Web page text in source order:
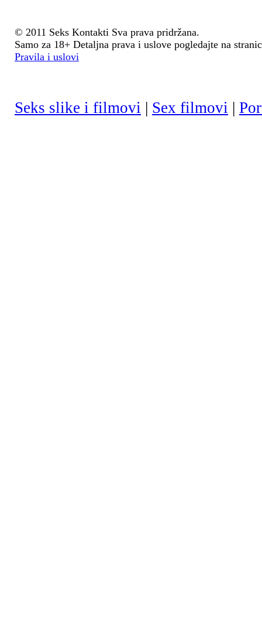
© 2011 Seks Kontakti Sva prava pridržana.
Samo za 18+ Detaljna prava i uslove pogledajte na
Pravila i uslovi
Seks slike i filmovi | Sex filmovi |